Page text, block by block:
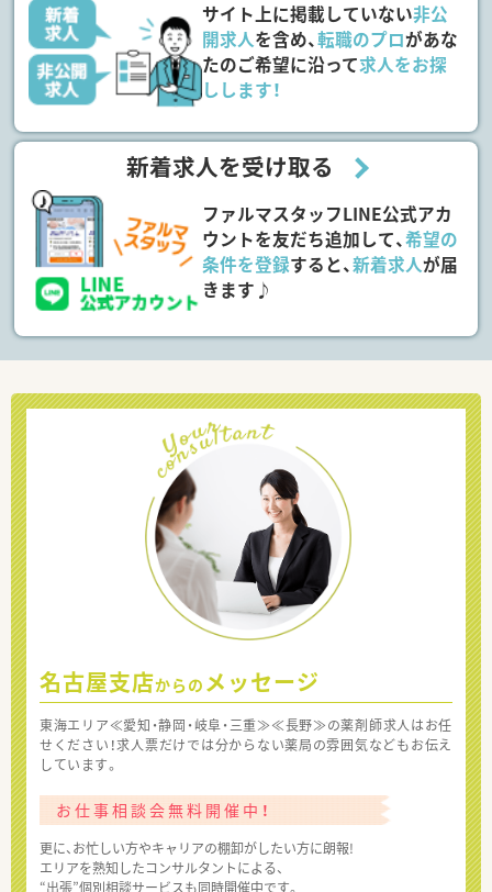
サイト上に掲載していない非公
開求人を含め、転職のプロがあな
たのご希望に沿って求人をお探
しします！
新着求人を受け取る
ファルマスタッフLINE公式アカ
ウントを友だち追加して、希望の
条件を登録すると、新着求人が届
きます♪
名古屋支店からの メッセージ
東海エリア≪愛知・静岡・岐阜・三重≫≪長野≫の薬剤師求人はお任
せください！求人票だけでは分からない薬局の雰囲気などもお伝え
しています。
お仕事相談会無料開催中！
更に、お忙しい方やキャリアの棚卸がしたい方に朗報!
エリアを熟知したコンサルタントによる、
“出張”個別相談サービスも同時開催中です。